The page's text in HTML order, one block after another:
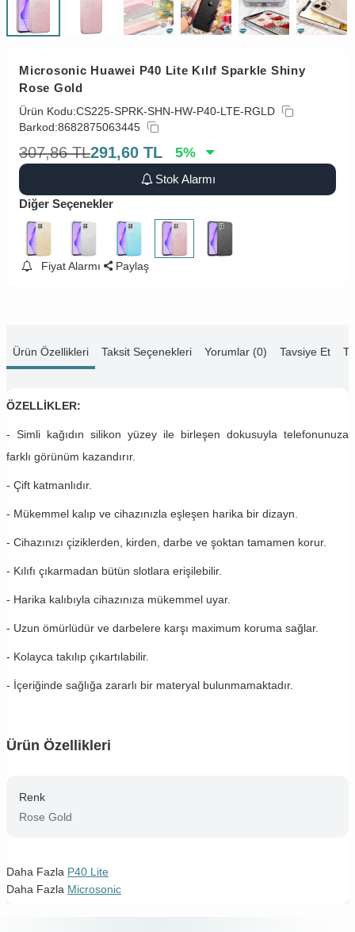
Microsonic Huawei P40 Lite Kılıf Sparkle Shiny
Rose Gold
Ürün Kodu:CS225-SPRK-SHN-HW-P40-LTE-RGLD
Barkod:8682875063445
307,86 TL291,60 TL 5%
Stok Alarmı
Diğer Seçenekler
Fiyat Alarmı Paylaş
Ürün Özellikleri Taksit Seçenekleri Yorumlar (0) Tavsiye Et
ÖZELLİKLER:
- Simli kağıdın silikon yüzey ile birleşen dokusuyla telefonunuza
farklı görünüm kazandırır.
- Çift katmanlıdır.
- Mükemmel kalıp ve cihazınızla eşleşen harika bir dizayn.
- Cihazınızı çiziklerden, kirden, darbe ve şoktan tamamen korur.
- Kılıfı çıkarmadan bütün slotlara erişilebilir.
- Harika kalıbıyla cihazınıza mükemmel uyar.
- Uzun ömürlüdür ve darbelere karşı maximum koruma sağlar.
- Kolayca takılıp çıkartılabilir.
- İçeriğinde sağlığa zararlı bir materyal bulunmamaktadır.
Ürün Özellikleri
Renk
Rose Gold
Daha Fazla P40 Lite
Daha Fazla Microsonic